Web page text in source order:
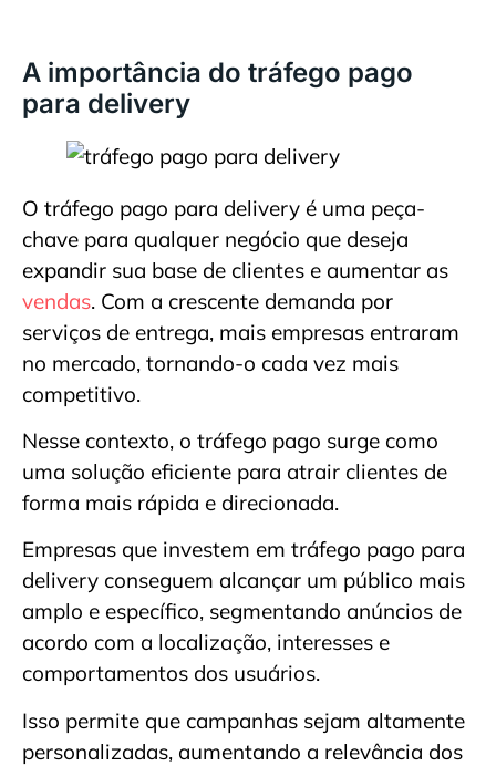
A importância do tráfego pago
para delivery
O tráfego pago para delivery é uma peça-
chave para qualquer negócio que deseja
expandir sua base de clientes e aumentar as
vendas. Com a crescente demanda por
serviços de entrega, mais empresas entraram
no mercado, tornando-o cada vez mais
competitivo.
Nesse contexto, o tráfego pago surge como
uma solução eficiente para atrair clientes de
forma mais rápida e direcionada.
Empresas que investem em tráfego pago para
delivery conseguem alcançar um público mais
amplo e específico, segmentando anúncios de
acordo com a localização, interesses e
comportamentos dos usuários.
Isso permite que campanhas sejam altamente
personalizadas, aumentando a relevância dos